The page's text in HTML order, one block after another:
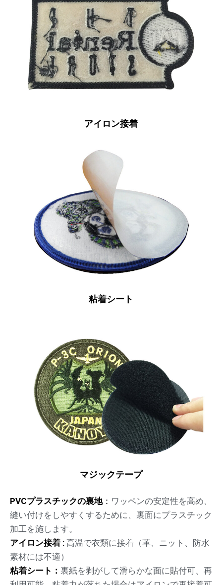
アイロン接着
粘着シート
マジックテープ
PVCプラスチックの裏地： ワッペンの安定性を高め、
縫い付けをしやすくするために、裏面にプラスチック
加工を施します。
アイロン接着 : 高温で衣類に接着（革、ニット、防水
素材には不適）
粘着シート： 裏紙を剥がして滑らかな面に貼付可、再